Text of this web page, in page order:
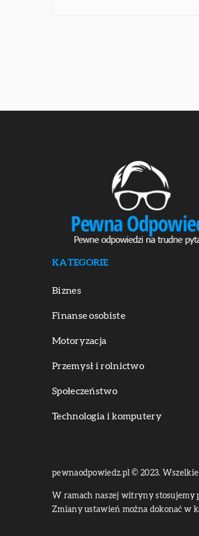
KATEGORIE
Biznes
Finanse osobiste
Motoryzacja
Przemysł i rolnictwo
Społeczeństwo
Technologia i komputery
pewnaodpowiedz.pl © 2023.
W ramach naszej witryny stosujemy
Zmiany ustawień można dokonać w